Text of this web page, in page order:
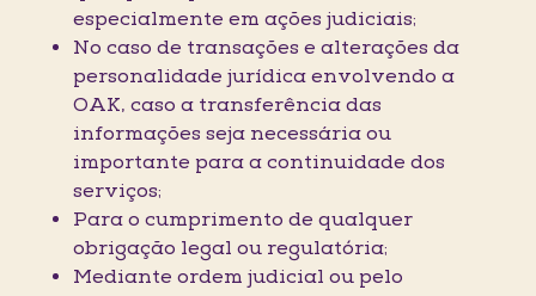
especialmente em ações judiciais;
No caso de transações e alterações da
personalidade jurídica envolvendo a
OAK, caso a transferência das
informações seja necessária ou
importante para a continuidade dos
serviços;
Para o cumprimento de qualquer
obrigação legal ou regulatória;
Mediante ordem judicial ou pelo